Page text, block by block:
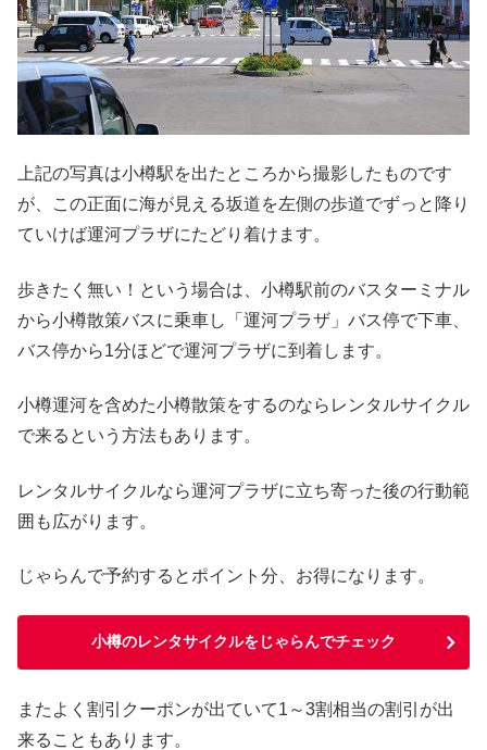
上記の写真は小樽駅を出たところから撮影したものです
が、この正面に海が見える坂道を左側の歩道でずっと降り
ていけば運河プラザにたどり着けます。
歩きたく無い！という場合は、小樽駅前のバスターミナル
から小樽散策バスに乗車し「運河プラザ」バス停で下車、
バス停から1分ほどで運河プラザに到着します。
小樽運河を含めた小樽散策をするのならレンタルサイクル
で来るという方法もあります。
レンタルサイクルなら運河プラザに立ち寄った後の行動範
囲も広がります。
じゃらんで予約するとポイント分、お得になります。
小樽のレンタサイクルをじゃらんでチェック
またよく割引クーポンが出ていて1～3割相当の割引が出
来ることもあります。